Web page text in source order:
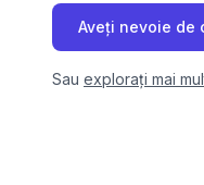
Aveți nevoie de
Sau explorați mai